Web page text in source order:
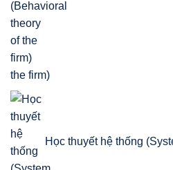
the firm)
Học thuyết hệ thống